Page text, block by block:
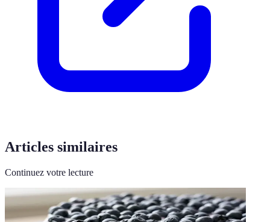
Articles similaires
Continuez votre lecture